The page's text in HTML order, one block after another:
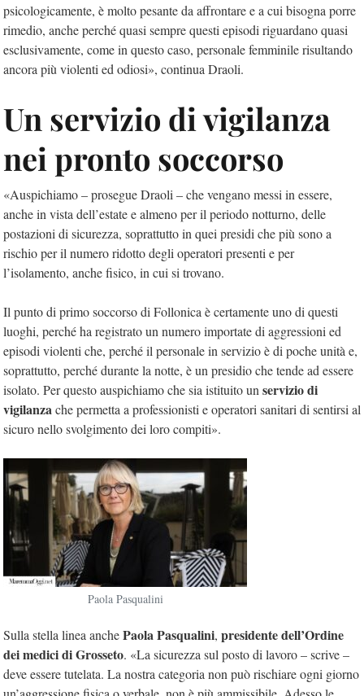
psicologicamente, è molto pesante da affrontare e a cui bisogna porre
rimedio, anche perché quasi sempre questi episodi riguardano quasi
esclusivamente, come in questo caso, personale femminile risultando
ancora più violenti ed odiosi», continua Draoli.
Un servizio di vigilanza
nei pronto soccorso
«Auspichiamo – prosegue Draoli – che vengano messi in essere,
anche in vista dell’estate e almeno per il periodo notturno, delle
postazioni di sicurezza, soprattutto in quei presidi che più sono a
rischio per il numero ridotto degli operatori presenti e per
l’isolamento, anche fisico, in cui si trovano.
Il punto di primo soccorso di Follonica è certamente uno di questi
luoghi, perché ha registrato un numero importate di aggressioni ed
episodi violenti che, perché il personale in servizio è di poche unità e,
soprattutto, perché durante la notte, è un presidio che tende ad essere
isolato. Per questo auspichiamo che sia istituito un servizio di
vigilanzache permetta a professionisti e operatori sanitari di sentirsi al
sicuro nello svolgimento dei loro compiti».
Paola Pasqualini
Sulla stella linea anchePaola Pasqualini, presidente dell’Ordine
dei medici di Grosseto. «La sicurezza sul posto di lavoro – scrive –
deve essere tutelata. La nostra categoria non può rischiare ogni giorno